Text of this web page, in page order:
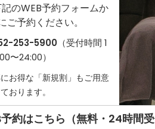
のWEB予約フォームか
ご予約ください。
253-5900 （受付時間 1
〜24:00）
お得な「新規割」もご用意
おります。
約はこちら（無料・24時間